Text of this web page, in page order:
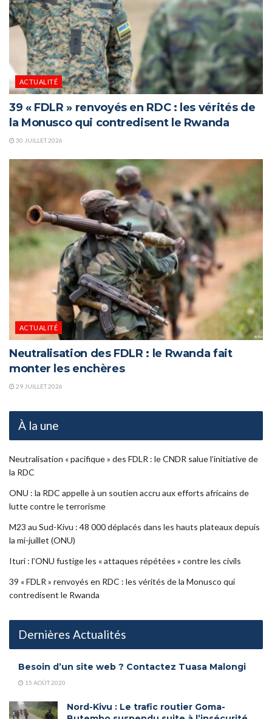
ACTUALITÉ
39 « FDLR » renvoyés en RDC : les vérités de
la Monusco qui contredisent le Rwanda
30 JUILLET 2026
ACTUALITÉ
Neutralisation des FDLR : le Rwanda fait
monter les enchères
29 JUILLET 2026
À la une
Neutralisation « pacifique » des FDLR : le CNDR salue l’initiative de
la RDC
ONU : la RDC appelle à un soutien accru aux efforts africains de
lutte contre le terrorisme
M23 au Sud-Kivu : 48 000 déplacés dans les hauts plateaux depuis
la mi-juillet (ONU)
Ituri : l’ONU fustige les « attaques répétées » contre les civils
39 « FDLR » renvoyés en RDC : les vérités de la Monusco qui
contredisent le Rwanda
Dernières Actualités
Besoin d’un site web ? Contactez Tuasa Malongi
15 AOÛT 2020
Nord-Kivu : Le trafic routier Goma-